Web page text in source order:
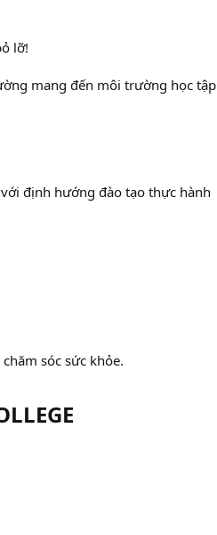
lỡ!
mang đến môi trường học tập
định hướng đào tạo thực hành
sóc sức khỏe.